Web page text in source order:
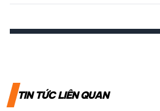
TIN TỨC LIÊN QUAN